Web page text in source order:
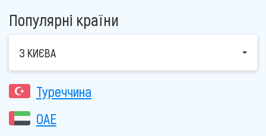
Популярні країни
З КИЄВА
Туреччина
ОАЕ